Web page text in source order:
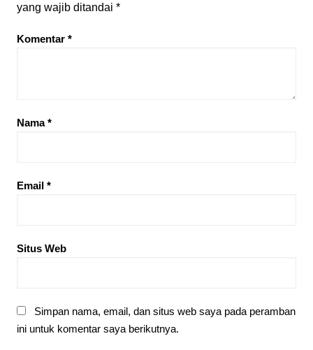
yang wajib ditandai *
Komentar *
Nama*
Email *
Situs Web
Simpan nama, email, dan situs web saya pada peramban
ini untuk komentar saya berikutnya.